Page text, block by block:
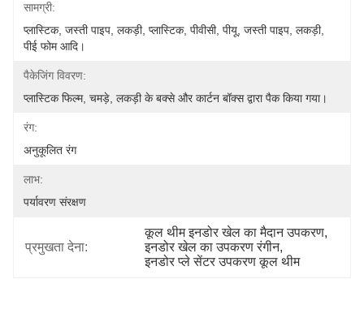
सामग्री:
प्लास्टिक, जस्ती पाइप, लकड़ी, प्लास्टिक, पीवीसी, पीयू, जस्ती पाइप, लकड़ी,
पीई फोम आदि।
पैकेजिंग विवरण:
प्लास्टिक फिल्म, चमड़े, लकड़ी के बक्से और कार्टन बॉक्स द्वारा पैक किया गया।
रंग:
अनुकूलित रंग
लाभ:
पर्यावरण संरक्षण
प्रमुखता देना:
कूल थीम इनडोर खेल का मैदान उपकरण,
इनडोर खेल का उपकरण रंगीन,
इनडोर प्ले सेंटर उपकरण कूल थीम